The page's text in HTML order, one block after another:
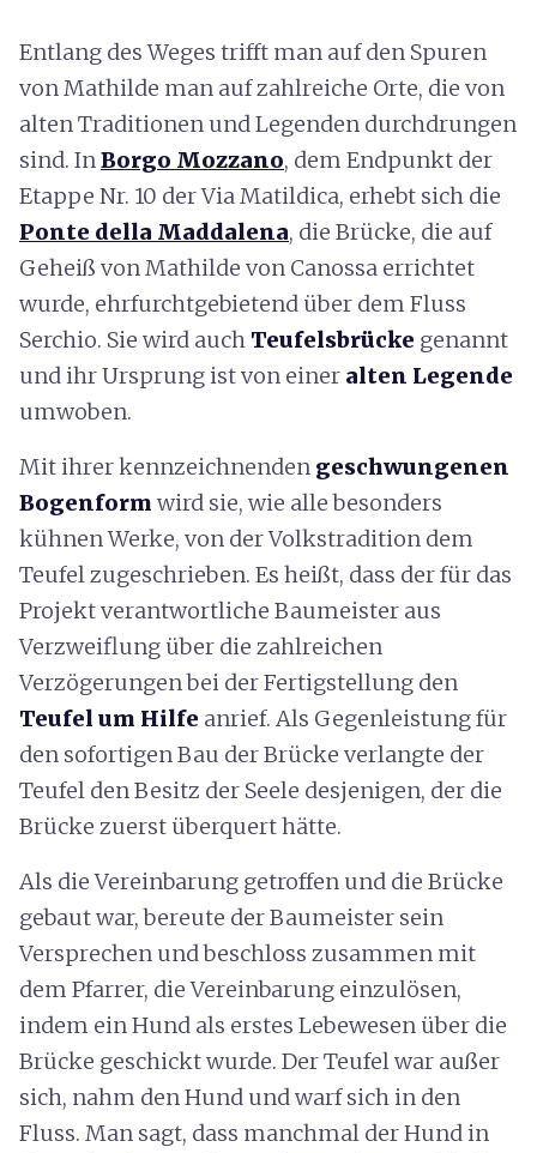
Entlang des Weges trifft man auf den Spuren
von Mathilde man auf zahlreiche Orte, die von
alten Traditionen und Legenden durchdrungen
sind. InBorgo Mozzano, dem Endpunkt der
Etappe Nr. 10 der Via Matildica, erhebt sich die
Ponte della Maddalena, die Brücke, die auf
Geheiß von Mathilde von Canossa errichtet
wurde, ehrfurchtgebietend über dem Fluss
Serchio. Sie wird auch Teufelsbrücke genannt
und ihr Ursprung ist von einer alten Legende
umwoben.
Mit ihrer kennzeichnenden geschwungenen
Bogenform wird sie, wie alle besonders
kühnen Werke, von der Volkstradition dem
Teufel zugeschrieben. Es heißt, dass der für das
Projekt verantwortliche Baumeister aus
Verzweiflung über die zahlreichen
Verzögerungen bei der Fertigstellung den
Teufel um Hilfe anrief. Als Gegenleistung für
den sofortigen Bau der Brücke verlangte der
Teufel den Besitz der Seele desjenigen, der die
Brücke zuerst überquert hätte.
Als die Vereinbarung getroffen und die Brücke
gebaut war, bereute der Baumeister sein
Versprechen und beschloss zusammen mit
dem Pfarrer, die Vereinbarung einzulösen,
indem ein Hund als erstes Lebewesen über die
Brücke geschickt wurde. Der Teufel war außer
sich, nahm den Hund und warf sich in den
Fluss. Man sagt, dass manchmal der Hund in